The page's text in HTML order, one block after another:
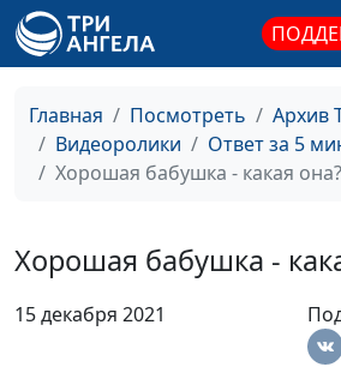
Главная Посмотреть
Архив
Видеоролики
Ответ за 5
Хорошая бабушка - какая она?
Хорошая бабушка -
15 декабря 2021
Непростительный
грех и терпение Бога
Юлия
Геннадий
Второй шанс от Бога
Юлия
Когда Бог спасает?